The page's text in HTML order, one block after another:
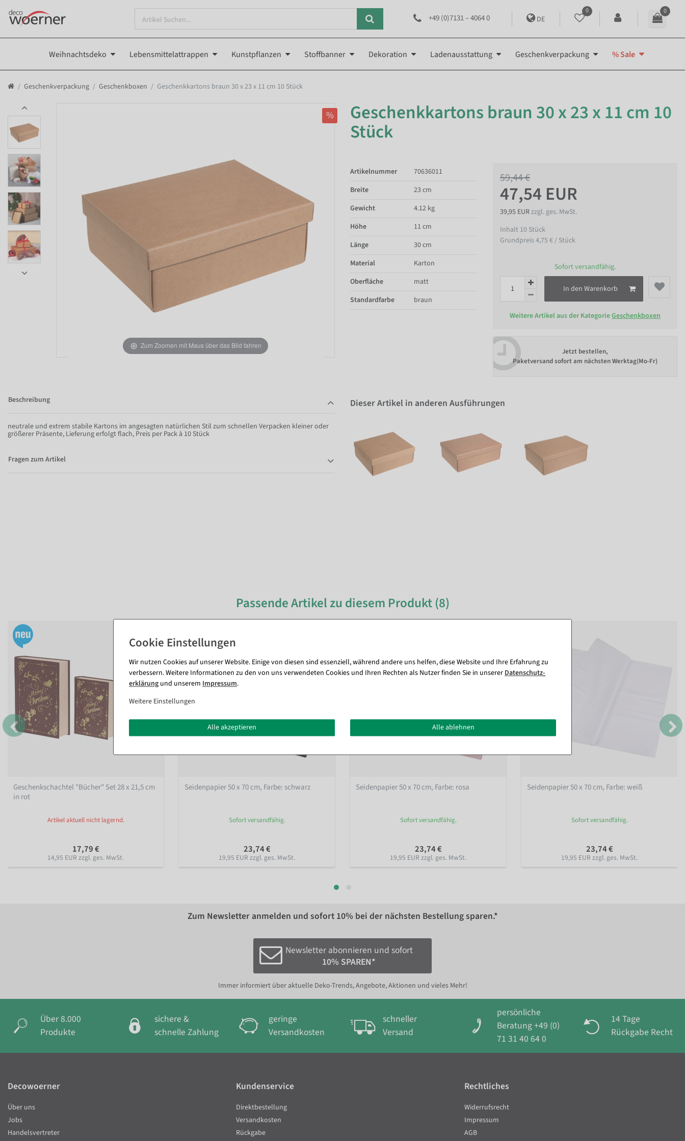
+49 (0)7131 – 4064 0 DE
0 0
Weihnachtsdeko Lebensmittelattrappen Kunstpflanzen Stoffbanner Dekoration Ladenausstattung Geschenkverpackung % Sale
Geschenkverpackung Geschenkboxen Geschenkkartons braun 30 x 23 x 11 cm 10 Stück
Zum Zoomen mit Maus über das Bild fahren
% Geschenkkartons braun 30 x 23 x 11 cm 10
Stück
59,44 €
47,54 EUR
39,95 EURzzgl. ges. MwSt.
Inhalt 10 Stück
Grundpreis4,75 € / Stück
Sofort versandfähig.
In den Warenkorb
Weitere Artikel aus der KategorieGeschenkboxen
Jetzt bestellen,
Paketversand sofort am nächsten Werktag(Mo-Fr)
Artikelnummer
70636011
Breite
23 cm
Gewicht
4.12 kg
Höhe
11 cm
Länge
30 cm
Material
Karton
Oberfläche
matt
Standardfarbe
braun
Beschreibung
neutrale und extrem stabile Kartons im angesagten natürlichen Stil zum schnellen Verpacken kleiner oder
größerer Präsente, Lieferung erfolgt flach, Preis per Pack à 10 Stück
Fragen zum Artikel
Dieser Artikel in anderen Ausführungen
Passende Artikel zu diesem Produkt (8)
Geschenkschachtel "Bücher" Set 28 x 21,5 cm
in rot
Artikel aktuell nicht lagernd.
17,79 €
14,95 EUR zzgl. ges. MwSt.
Seidenpapier 50 x 70 cm, Farbe: schwarz
Sofort versandfähig.
23,74 €
19,95 EUR zzgl. ges. MwSt.
Seidenpapier 50 x 70 cm, Farbe: rosa
Sofort versandfähig.
23,74 €
19,95 EUR zzgl. ges. MwSt.
Seidenpapier 50 x 70 cm, Farbe: weiß
Sofort versandfähig.
23,74 €
19,95 EUR zzgl. ges. MwSt.
Zum Newsletter anmelden und sofort 10% bei der nächsten Bestellung sparen.*
Newsletter abonnieren und sofort
10% SPAREN*
Immer informiert über aktuelle Deko-Trends, Angebote, Aktionen und vieles Mehr!
Über 8.000
Produkte
sichere &
schnelle Zahlung
geringe
Versandkosten
schneller
Versand
persönliche
Beratung +49 (0)
71 31 40 64 0
14 Tage
Rückgabe Recht
Wir nutzen Cookies auf unserer Website. Einige von diesen sind essenziell, während andere uns helfen, diese Website und Ihre Erfahrung zu
verbessern. Weitere Informationen zu den von uns verwendeten Cookies und Ihren Rechten als Nutzer finden Sie in unsererDaten­schutz­
erklärung und unserem Impressum.
Weitere Einstellungen
Alle akzeptieren Alle ablehnen
Decowoerner
Über uns
Jobs
Handelsvertreter
Kundenservice
Direktbestellung
Versandkosten
Rückgabe
Rechtliches
Widerrufsrecht
Impressum
AGB